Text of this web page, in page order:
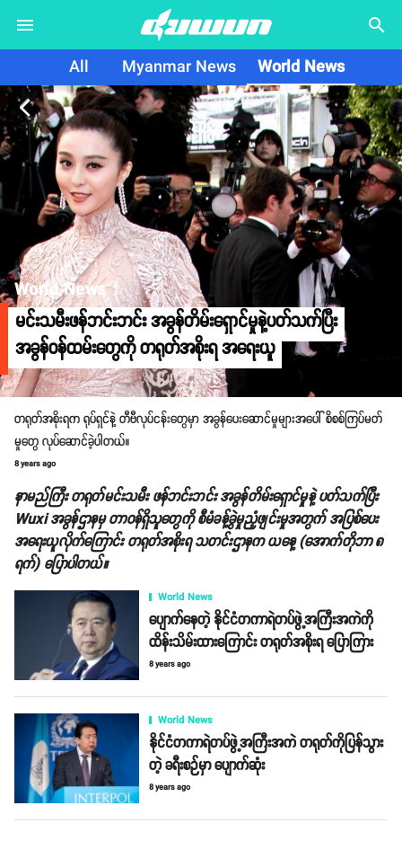
search
All Myanmar News World News
arrow_back_ios
World News
မင်းသမီးဖန်ဘင်းဘင်း အခွန်တိမ်းရှောင်မှုနဲ့ပတ်သက်ပြီး
အခွန်ဝန်ထမ်းတွေကို တရုတ်အစိုးရ အရေးယူ
တရုတ်အစိုးရက ရုပ်ရှင်နဲ့ တီဗီလုပ်ငန်းတွေမှာ အခွန်ပေးဆောင်မှုများအပေါ် စိစစ်ကြပ်မတ်
မှုတွေ လုပ်ဆောင်ခဲ့ပါတယ်။
8 years ago
နာမည်ကြီး တရုတ်မင်းသမီး ဖန်ဘင်းဘင်း အခွန်တိမ်းရှောင်မှုနဲ့ ပတ်သက်ပြီး
Wuxi အခွန်ဌာနမှ တာဝန်ရှိသူတွေကို စီမံခန့်ခွဲမှုညံ့ဖျင်းမှုအတွက် အပြစ်ပေး
အရေးယူလိုက်ကြောင်း တရုတ်အစိုးရ သတင်းဌာနက ယနေ့ (အောက်တိုဘာ ၈
ရက်) ပြောပါတယ်။
World News
ပျောက်နေတဲ့ နိုင်ငံတကာရဲတပ်ဖွဲ့အကြီးအကဲကို
ထိန်းသိမ်းထားကြောင်း တရုတ်အစိုးရ ပြောကြား
8 years ago
World News
နိုင်ငံတကာရဲတပ်ဖွဲ့အကြီးအကဲ တရုတ်ကိုပြန်သွား
တဲ့ ခရီးစဉ်မှာ ပျောက်ဆုံး
8 years ago